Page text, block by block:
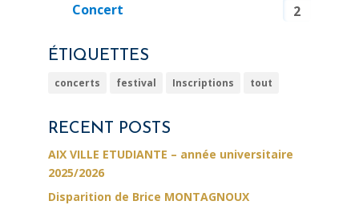
Concert
2
ÉTIQUETTES
concerts festival Inscriptions tout
RECENT POSTS
AIX VILLE ETUDIANTE – année universitaire
2025/2026
Disparition de Brice MONTAGNOUX